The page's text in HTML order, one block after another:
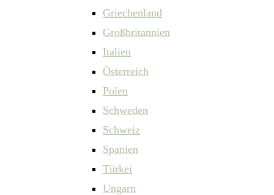
Griechenland
Großbritannien
Italien
Österreich
Polen
Schweden
Schweiz
Spanien
Türkei
Ungarn